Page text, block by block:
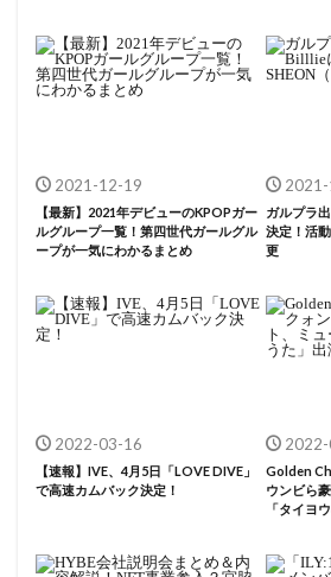
2021-12-19
【最新】2021年デビューのKPOPガー
ルグループ一覧！第四世代ガールグル
ープが一気にわかるまとめ
ガルプラ
決定！活
更
2022-03-16
【速報】IVE、4月5日「LOVE DIVE」
で高速カムバック決定！
Golden
ウンビら
「タイヨ